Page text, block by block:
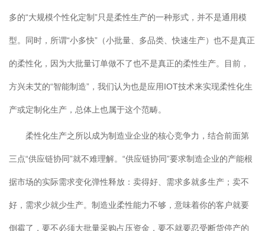
多的“大规模个性化定制”只是柔性生产的一种形式，并不是通用模
型。同时，所谓“小多快”（小批量、多品类、快速生产）也不是真正
的柔性化，因为大批量订单做不了也不是真正的柔性生产。目前，
方兴未艾的“智能制造”，我们认为也是应用IOT技术来实现柔性化生
产或定制化生产，总体上也属于这个范畴。
柔性化生产之所以成为制造业企业的核心竞争力，结合前面第
三点“供应链协同”就不难理解。“供应链协同”要求制造企业的产能根
据市场的实际需求变化弹性释放：卖得好、需求多就多生产；卖不
好，需求少就少生产。制造业柔性能力不够，意味着你的客户就要
倒霉了，要不必须大批量采购占压资金，要不就要忍受断货停产的